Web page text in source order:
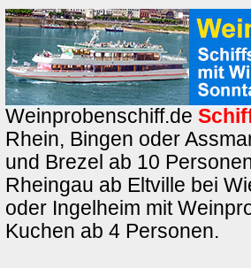
Weinprobenschiff.de
Rhein, Bingen oder
und Brezel ab 10
Rheingau ab Eltville bei
oder Ingelheim mit
Kuchen ab 4 Personen.